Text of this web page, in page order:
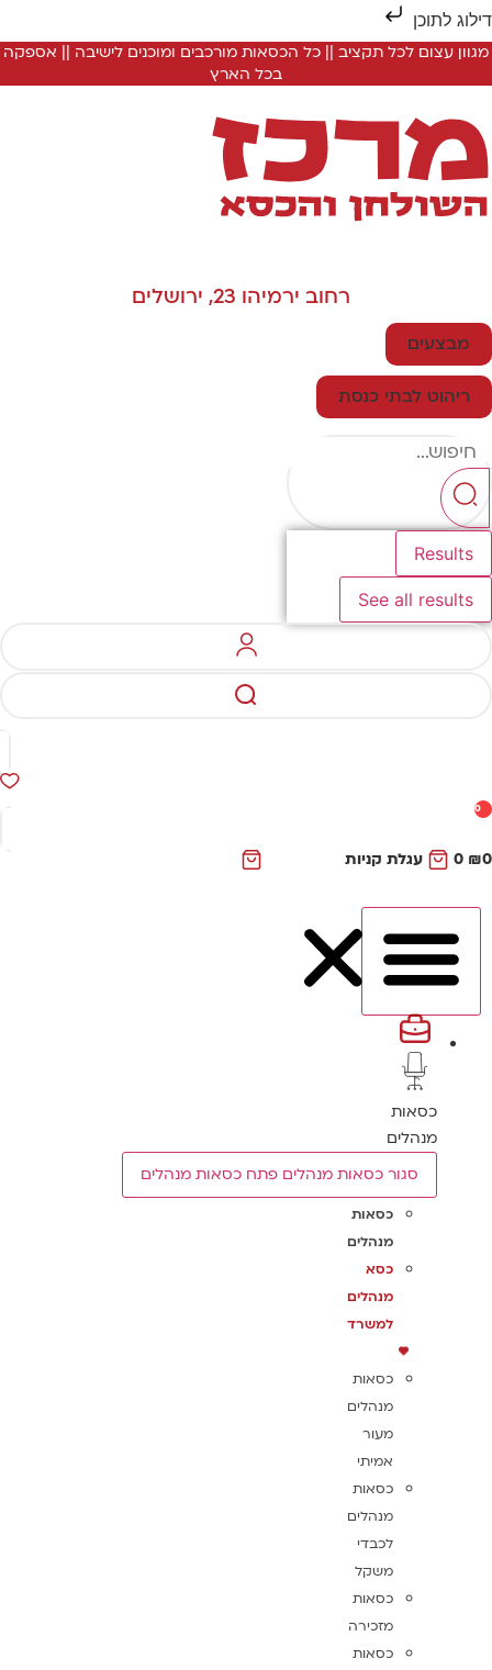
לתוכן
מגוון עצום לכל תקציב || כל הכסאות מורכבים ומוכנים לישיבה || אספקה
בכל הארץ
רחוב ירמיהו 23, ירושלים
מבצעים
ריהוט לבתי כנסת
Results
See all results
0
₪
0 עגלת קניות
כסאות
מנהלים
סגור כסאות מנהלים פתח כסאות מנהלים
כסאות
מנהלים
כסא
מנהלים
למשרד
כסאות
מנהלים
מעור
אמיתי
כסאות
מנהלים
לכבדי
משקל
כסאות
מזכירה
כסאות